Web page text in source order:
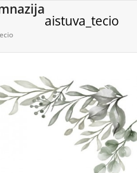
aistuva_tecio